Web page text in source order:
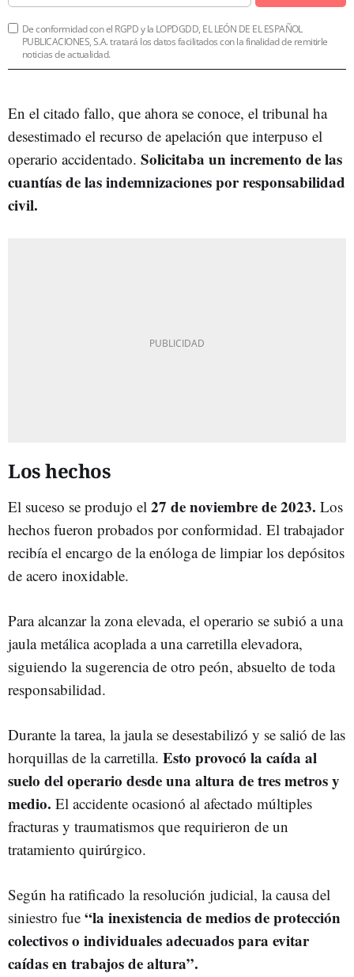
De conformidad con el RGPD y la LOPDGDD, EL LEÓN DE EL ESPAÑOL
PUBLICACIONES, S.A. tratará los datos facilitados con la finalidad de remitirle
noticias de actualidad.
En el citado fallo, que ahora se conoce, el tribunal ha
desestimado el recurso de apelación que interpuso el
operario accidentado. Solicitaba un incremento de las
cuantías de las indemnizaciones por responsabilidad
civil.
Los hechos
El suceso se produjo el 27 de noviembre de 2023. Los
hechos fueron probados por conformidad. El trabajador
recibía el encargo de la enóloga de limpiar los depósitos
de acero inoxidable.
Para alcanzar la zona elevada, el operario se subió a una
jaula metálica acoplada a una carretilla elevadora,
siguiendo la sugerencia de otro peón, absuelto de toda
responsabilidad.
Durante la tarea, la jaula se desestabilizó y se salió de las
horquillas de la carretilla. Esto provocó la caída al
suelo del operario desde una altura de tres metros y
medio. El accidente ocasionó al afectado múltiples
fracturas y traumatismos que requirieron de un
tratamiento quirúrgico.
Según ha ratificado la resolución judicial, la causa del
siniestro fue “la inexistencia de medios de protección
colectivos o individuales adecuados para evitar
caídas en trabajos de altura”.